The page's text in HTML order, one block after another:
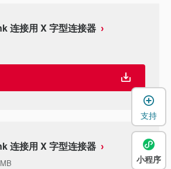
连接用 X 字型连接器
连接用 X 字型连接器
支持
小程序